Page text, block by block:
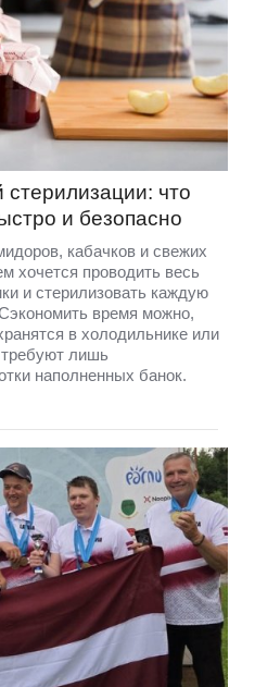
стерилизации: что
и безопасно
кабачков и свежих
хочется проводить весь
и стерилизовать каждую
время можно,
в холодильнике или
лишь
наполненных банок.